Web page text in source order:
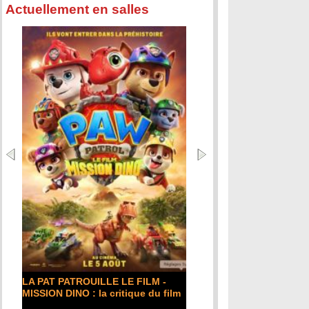
Actuellement en salles
LA PAT PATROUILLE LE FILM -
MISSION DINO : la critique du film